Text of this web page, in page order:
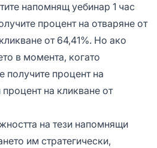
напомнящ уебинар 1 час
процент на отваряне от
от 64,41%. Но ако
в момента, когато
получите процент на
на кликване от
на тези напомнящи
им стратегически,